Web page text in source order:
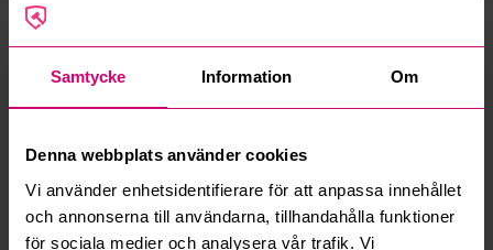
Samtycke Information Om
Denna webbplats använder cookies
Vi använder enhetsidentifierare för att anpassa innehållet
och annonserna till användarna, tillhandahålla funktioner
för sociala medier och analysera vår trafik. Vi
Vad innebär serviceavgift?
Vad är ett reservationspris?
Hur fungerar budmotorn?